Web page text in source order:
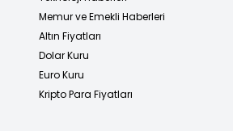
Memur ve Emekli Haberleri
Altın Fiyatları
Dolar Kuru
Euro Kuru
Kripto Para Fiyatları